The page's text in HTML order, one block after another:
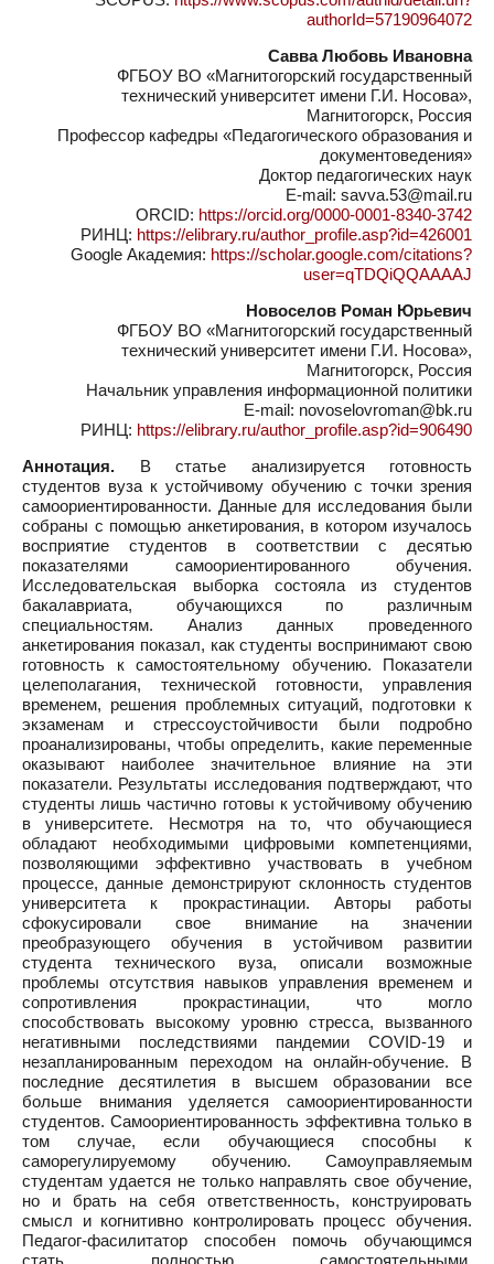
authorId=57190964072
Савва Любовь Ивановна
ФГБОУ ВО «Магнитогорский государственный
технический университет имени Г.И. Носова»,
Магнитогорск, Россия
Профессор кафедры «Педагогического образования и
документоведения»
Доктор педагогических наук
E-mail: savva.53@mail.ru
ORCID: https://orcid.org/0000-0001-8340-3742
РИНЦ: https://elibrary.ru/author_profile.asp?id=426001
Google Академия: https://scholar.google.com/citations?
user=qTDQiQQAAAAJ
Новоселов Роман Юрьевич
ФГБОУ ВО «Магнитогорский государственный
технический университет имени Г.И. Носова»,
Магнитогорск, Россия
Начальник управления информационной политики
E-mail: novoselovroman@bk.ru
РИНЦ: https://elibrary.ru/author_profile.asp?id=906490
Аннотация. В статье анализируется готовность
студентов вуза к устойчивому обучению с точки зрения
самоориентированности. Данные для исследования были
собраны с помощью анкетирования, в котором изучалось
восприятие студентов в соответствии с десятью
показателями самоориентированного обучения.
Исследовательская выборка состояла из студентов
бакалавриата, обучающихся по различным
специальностям. Анализ данных проведенного
анкетирования показал, как студенты воспринимают свою
готовность к самостоятельному обучению. Показатели
целеполагания, технической готовности, управления
временем, решения проблемных ситуаций, подготовки к
экзаменам и стрессоустойчивости были подробно
проанализированы, чтобы определить, какие переменные
оказывают наиболее значительное влияние на эти
показатели. Результаты исследования подтверждают, что
студенты лишь частично готовы к устойчивому обучению
в университете. Несмотря на то, что обучающиеся
обладают необходимыми цифровыми компетенциями,
позволяющими эффективно участвовать в учебном
процессе, данные демонстрируют склонность студентов
университета к прокрастинации. Авторы работы
сфокусировали свое внимание на значении
преобразующего обучения в устойчивом развитии
студента технического вуза, описали возможные
проблемы отсутствия навыков управления временем и
сопротивления прокрастинации, что могло
способствовать высокому уровню стресса, вызванного
негативными последствиями пандемии COVID-19 и
незапланированным переходом на онлайн-обучение. В
последние десятилетия в высшем образовании все
больше внимания уделяется самоориентированности
студентов. Самоориентированность эффективна только в
том случае, если обучающиеся способны к
саморегулируемому обучению. Самоуправляемым
студентам удается не только направлять свое обучение,
но и брать на себя ответственность, конструировать
смысл и когнитивно контролировать процесс обучения.
Педагог-фасилитатор способен помочь обучающимся
стать полностью самостоятельными,